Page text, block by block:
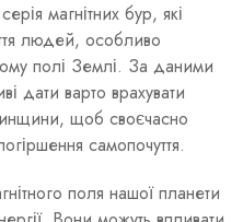
магнітних бур, які
людей, особливо
полі Землі. За даними
дати варто врахувати
щоб своєчасно
самопочуття.
поля нашої планети